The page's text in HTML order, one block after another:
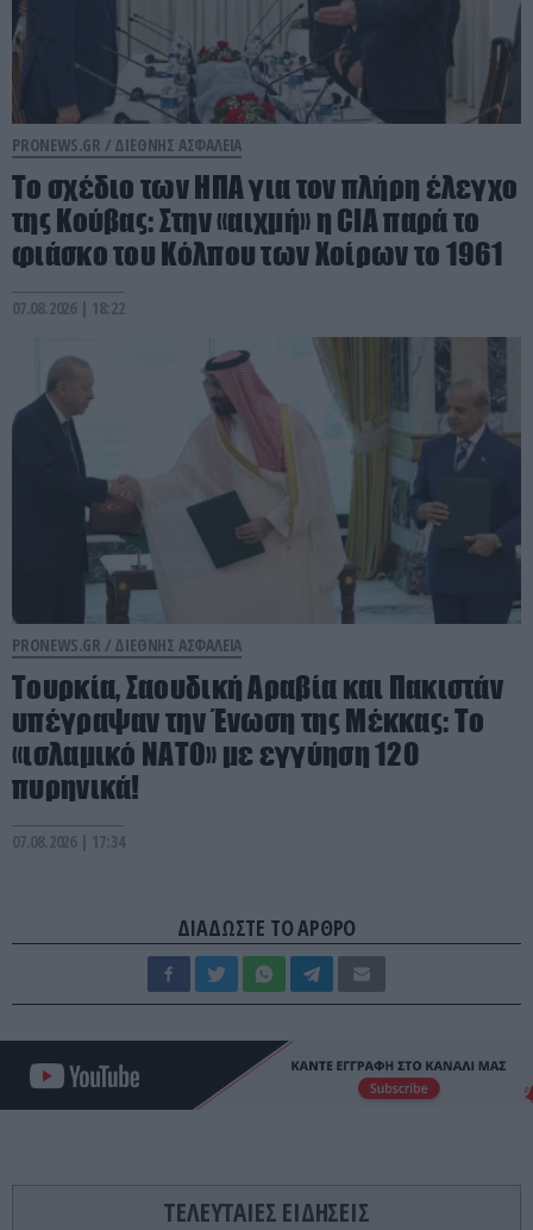
PRONEWS.GR / ΔΙΕΘΝΗΣ ΑΣΦΑΛΕΙΑ
To σχέδιο των ΗΠΑ για τον πλήρη έλεγχο
της Κούβας: Στην «αιχμή» η CIA παρά το
φιάσκο του Κόλπου των Χοίρων το 1961
07.08.2026 | 18:22
PRONEWS.GR / ΔΙΕΘΝΗΣ ΑΣΦΑΛΕΙΑ
Τουρκία, Σαουδική Αραβία και Πακιστάν
υπέγραψαν την Ένωση της Μέκκας: Το
«ισλαμικό ΝΑΤΟ» με εγγύηση 120
πυρηνικά!
07.08.2026 | 17:34
ΔΙΑΔΩΣΤΕ ΤΟ ΑΡΘΡΟ
ΤΕΛΕΥΤΑΙΕΣ ΕΙΔΗΣΕΙΣ